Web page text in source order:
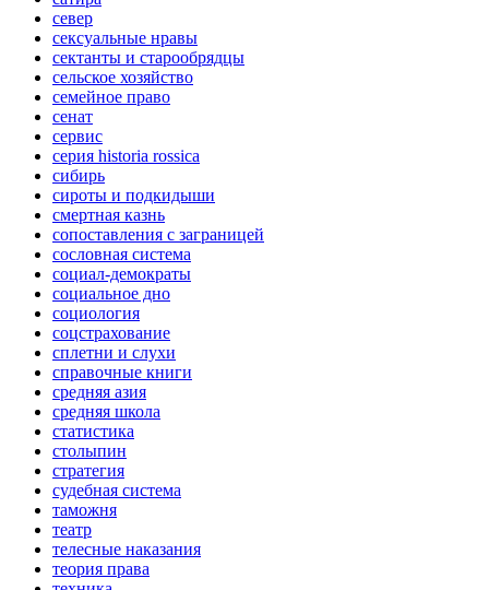
север
сексуальные нравы
сектанты и старообрядцы
сельское хозяйство
семейное право
сенат
сервис
серия historia rossica
сибирь
сироты и подкидыши
смертная казнь
сопоставления с заграницей
сословная система
социал-демократы
социальное дно
социология
соцстрахование
сплетни и слухи
справочные книги
средняя азия
средняя школа
статистика
столыпин
стратегия
судебная система
таможня
театр
телесные наказания
теория права